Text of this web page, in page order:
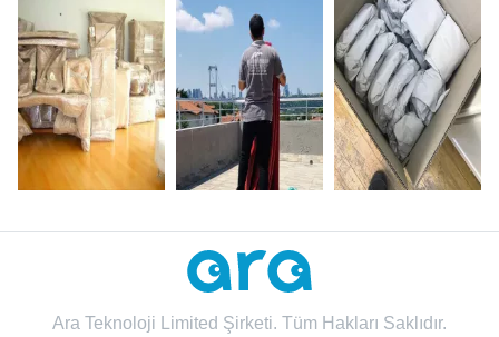
Ara Teknoloji Limited Şirketi. Tüm Hakları Saklıdır.